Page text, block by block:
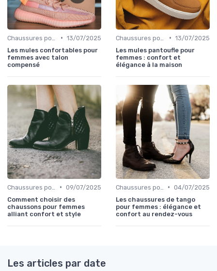
• 13/07/2025
Les mules confortables pour
femmes avec talon
compensé
• 13/07/2025
Les mules pantoufle pour
femmes : confort et
élégance à la maison
• 09/07/2025
Comment choisir des
chaussons pour femmes
alliant confort et style
• 04/07/2025
Les chaussures de tango
pour femmes : élégance et
confort au rendez-vous
Les articles par date